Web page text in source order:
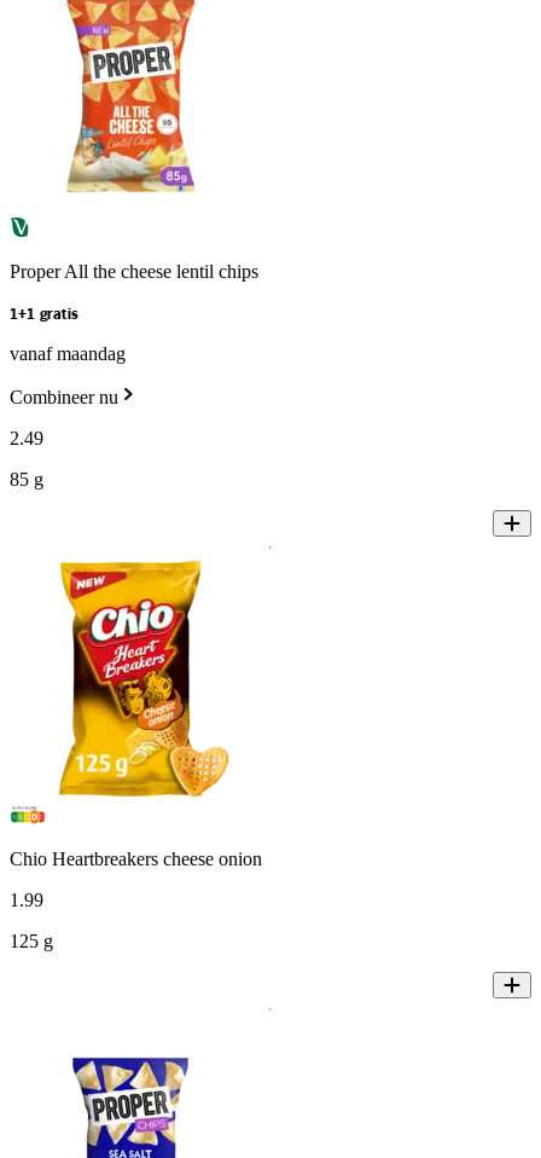
Proper All the cheese lentil chips
1+1 gratis
vanaf maandag
Combineer nu
2.49
85 g
Chio Heartbreakers cheese onion
1 .99
125 g